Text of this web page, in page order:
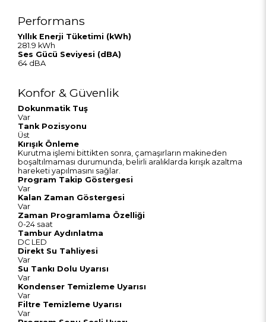
Performans
Yıllık Enerji Tüketimi (kWh)
281.9 kWh
Ses Gücü Seviyesi (dBA)
64 dBA
Konfor & Güvenlik
Dokunmatik Tuş
Var
Tank Pozisyonu
Üst
Kırışık Önleme
Kurutma işlemi bittikten sonra, çamaşırların makineden
boşaltılmaması durumunda, belirli aralıklarda kırışık azaltma
hareketi yapılmasını sağlar.
Program Takip Göstergesi
Var
Kalan Zaman Göstergesi
Var
Zaman Programlama Özelliği
0-24 saat
Tambur Aydınlatma
DC LED
Direkt Su Tahliyesi
Var
Su Tankı Dolu Uyarısı
Var
Kondenser Temizleme Uyarısı
Var
Filtre Temizleme Uyarısı
Var